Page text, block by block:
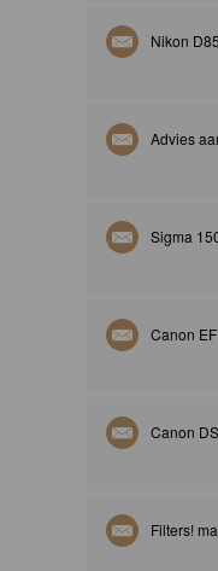
Nikon
Advies
Sigma
Canon
Canon
Filters!